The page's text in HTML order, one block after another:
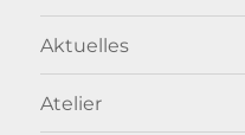
Aktuelles
Atelier